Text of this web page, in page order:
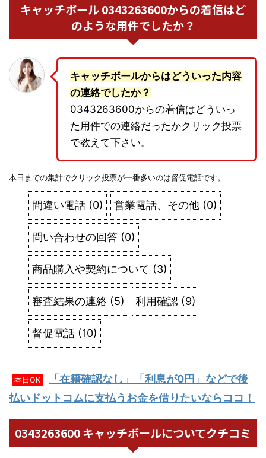
キャッチボール 0343263600からの着信はど
のような用件でしたか？
キャッチボールからはどういった内容
の連絡でしたか？
0343263600からの着信はどういっ
た用件での連絡だったかクリック投票
で教えて下さい。
本日までの集計でクリック投票が一番多いのは督促電話です。
間違い電話 (0) 営業電話、その他 (0)
問い合わせの回答 (0)
商品購入や契約について (3)
審査結果の連絡 (5) 利用確認 (9)
督促電話 (10)
本日OK
「在籍確認なし」「利息が0円」などで後
払いドットコムに支払うお金を借りたいならココ！
0343263600 キャッチボールについてクチコミ